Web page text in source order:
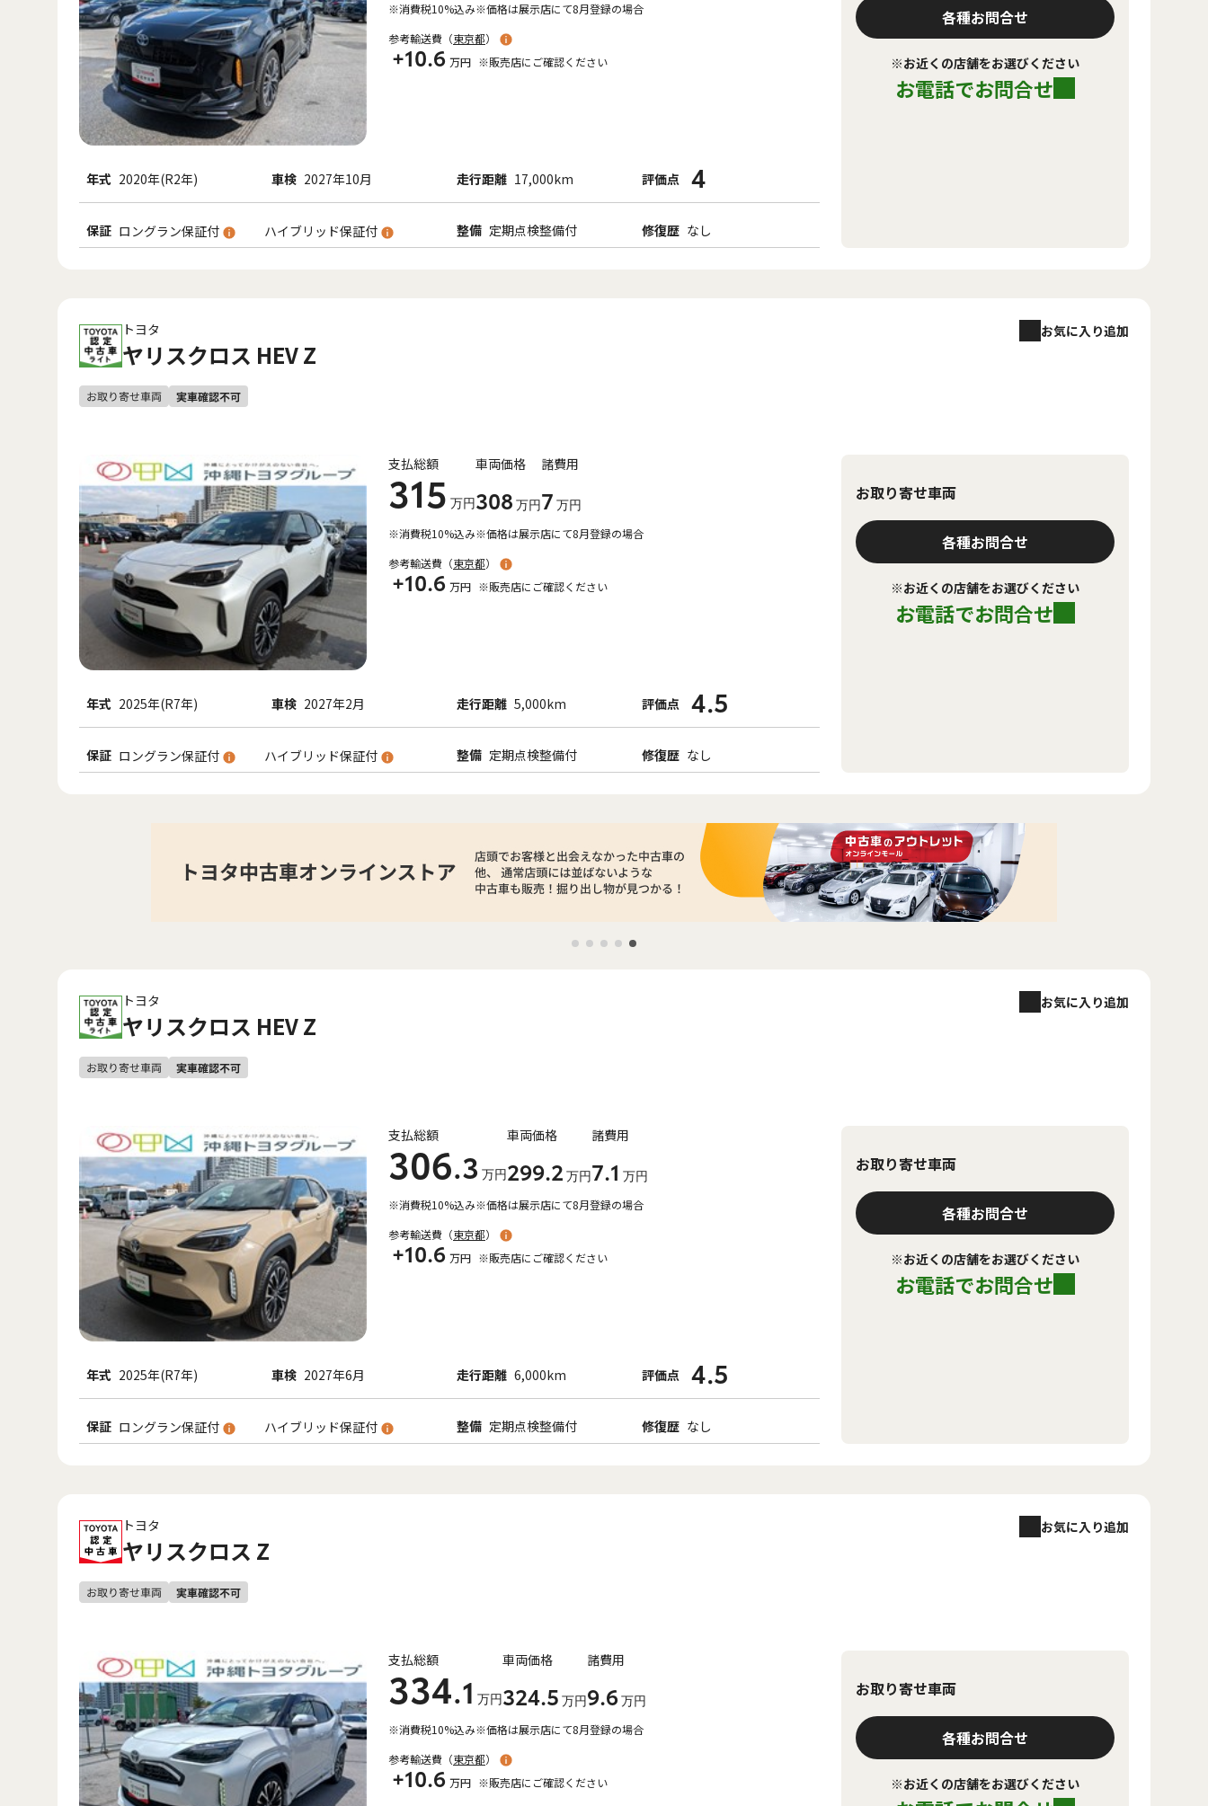
※消費税10%込み※価格は展示店にて8月登録の場合
参考輸送費（東京都）
+10.6 万円 ※販売店にご確認ください
年式 2020年(R2年) 車検 2027年10月 走行距離 17,000km 評価点 4
保証 ロングラン保証付 ハイブリッド保証付 整備 定期点検整備付 修復歴 なし
各種お問合せ
※お近くの店舗をお選びください
お電話でお問合せ
トヨタ
ヤリスクロス HEV Z
お気に入り追加
支払総額
315 万円
車両価格
308 万円
諸費用
7 万円
※消費税10%込み※価格は展示店にて8月登録の場合
参考輸送費（東京都）
+10.6 万円 ※販売店にご確認ください
年式 2025年(R7年) 車検 2027年2月 走行距離 5,000km 評価点 4.5
保証 ロングラン保証付 ハイブリッド保証付 整備 定期点検整備付 修復歴 なし
お取り寄せ車両
各種お問合せ
※お近くの店舗をお選びください
お電話でお問合せ
トヨタ
ヤリスクロス HEV Z
お気に入り追加
支払総額
306.3 万円
車両価格
299.2 万円
諸費用
7.1 万円
※消費税10%込み※価格は展示店にて8月登録の場合
参考輸送費（東京都）
+10.6 万円 ※販売店にご確認ください
年式 2025年(R7年) 車検 2027年6月 走行距離 6,000km 評価点 4.5
保証 ロングラン保証付 ハイブリッド保証付 整備 定期点検整備付 修復歴 なし
お取り寄せ車両
各種お問合せ
※お近くの店舗をお選びください
お電話でお問合せ
トヨタ
ヤリスクロス Z
お気に入り追加
支払総額
334.1 万円
車両価格
324.5 万円
諸費用
9.6万円
※消費税10%込み※価格は展示店にて8月登録の場合
参考輸送費（東京都）
+10.6 万円 ※販売店にご確認ください
お取り寄せ車両
各種お問合せ
※お近くの店舗をお選びください